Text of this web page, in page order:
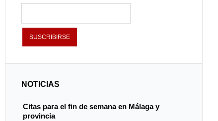
NOTICIAS
Citas para el fin de semana en Málaga y
provincia